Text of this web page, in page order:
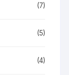
(7)
(5)
(4)